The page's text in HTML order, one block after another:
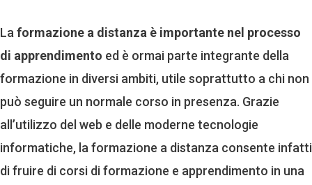
La formazione a distanza è importante nel processo
di apprendimento ed è ormai parte integrante della
formazione in diversi ambiti, utile soprattutto a chi non
può seguire un normale corso in presenza. Grazie
all’utilizzo del web e delle moderne tecnologie
informatiche, la formazione a distanza consente infatti
di fruire di corsi di formazione e apprendimento in una